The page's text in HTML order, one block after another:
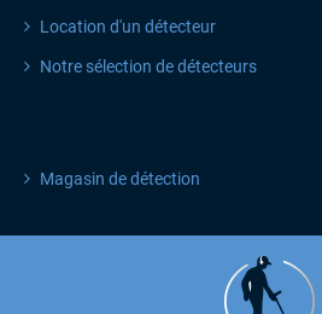
Location d'un détecteur
Notre sélection de détecteurs
Magasin de détection